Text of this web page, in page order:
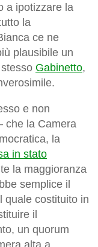
a ipotizzare la
la
ce ne
plausibile un
Gabinetto,
e non
che la Camera
la
in stato
la maggioranza
semplice il
quale costituito in
il
un quorum
alta a